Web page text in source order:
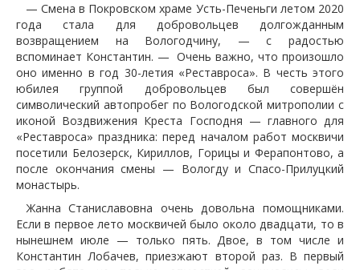
— Смена в Покровском храме Усть-Печеньги летом 2020
года стала для добровольцев долгожданным
возвращением на Вологодчину, — с радостью
вспоминает Константин. — Очень важно, что произошло
оно именно в год 30-летия «Реставроса». В честь этого
юбилея группой добровольцев был совершён
символический автопробег по Вологодской митрополии с
иконой Воздвижения Креста Господня — главного для
«Реставроса» праздника: перед началом работ москвичи
посетили Белозерск, Кириллов, Горицы и Ферапонтово, а
после окончания смены — Вологду и Спасо-Прилуцкий
монастырь.
Жанна Станиславовна очень довольна помощниками.
Если в первое лето москвичей было около двадцати, то в
нынешнем июле — только пять. Двое, в том числе и
Константин Лобачев, приезжают второй раз. В первый